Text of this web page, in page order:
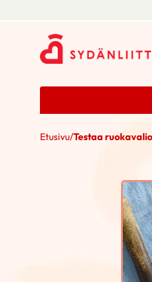
Etusivu/Testaa